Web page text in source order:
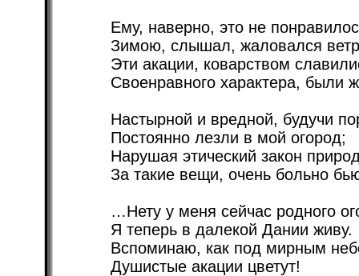
Ему, наверно, это не
Зимою, слышал, жаловался
Эти акации, коварством
Своенравного характера, были
Настырной и вредной, будучи
Постоянно лезли в мой огород;
Нарушая этический закон
За такие вещи, очень больно
…Нету у меня сейчас родного
Я теперь в далекой Дании живу.
Вспоминаю, как под мирным
Душистые акации цветут!